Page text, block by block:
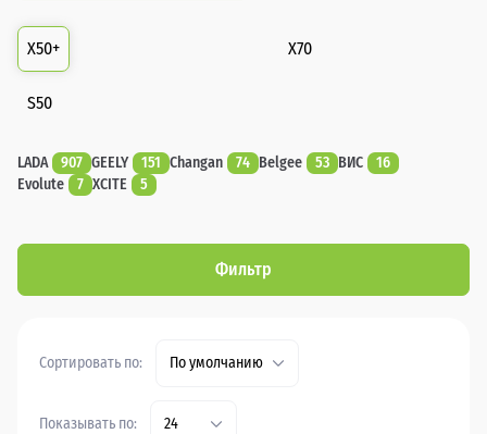
X50+ X70
S50
LADA 907 GEELY 151 Changan 74 Belgee 53 ВИС
16
Evolute
7 XCITE 5
Фильтр
Сортировать по: По умолчанию
Показывать по: 24